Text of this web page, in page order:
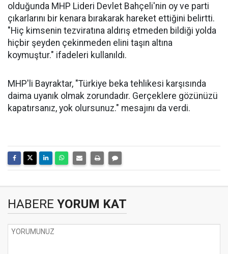
olduğunda MHP Lideri Devlet Bahçeli'nin oy ve parti
çıkarlarını bir kenara bırakarak hareket ettiğini belirtti.
"Hiç kimsenin tezviratına aldırış etmeden bildiği yolda
hiçbir şeyden çekinmeden elini taşın altına
koymuştur." ifadeleri kullanıldı.
MHP'li Bayraktar, "Türkiye beka tehlikesi karşısında
daima uyanık olmak zorundadır. Gerçeklere gözünüzü
kapatırsanız, yok olursunuz." mesajını da verdi.
HABERE YORUM KAT